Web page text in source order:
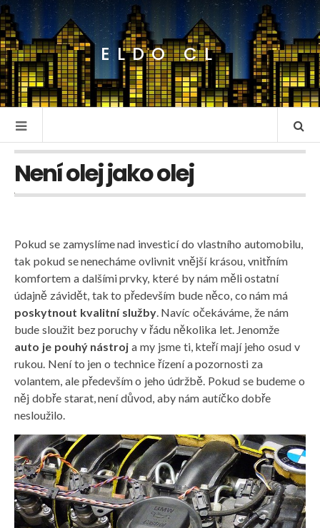
ELDO CL
Není olej jako olej
Pokud se zamyslíme nad investicí do vlastního automobilu,
tak pokud se nenecháme ovlivnit vnější krásou, vnitřním
komfortem a dalšími prvky, které by nám měli ostatní
údajně závidět, tak to především bude něco, co nám má
poskytnout kvalitní služby. Navíc očekáváme, že nám
bude sloužit bez poruchy v řádu několika let. Jenomže
auto je pouhý nástroj a my jsme ti, kteří mají jeho osud v
rukou. Není to jen o technice řízení a pozornosti za
volantem, ale především o jeho údržbě. Pokud se budeme o
něj dobře starat, není důvod, aby nám autíčko dobře
nesloužilo.